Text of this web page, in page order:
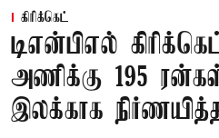
கிரிக்கெட்
டிஎன்பிஎல்
அணிக்கு 195
இலக்காக